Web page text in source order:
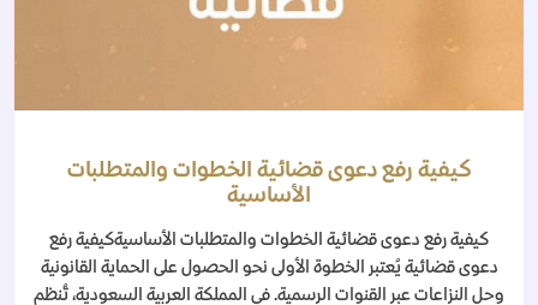
كيفية رفع دعوى قضائية الخطوات والمتطلبات
الأساسية
كيفية رفع دعوى قضائية الخطوات والمتطلبات الأساسيةكيفية رفع
دعوى قضائية يُعتبر الخطوة الأولى نحو الحصول على الحماية القانونية
وحل النزاعات عبر القنوات الرسمية. في المملكة العربية السعودية، تُنظم